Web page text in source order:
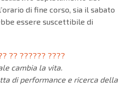
di fine corso, sia il sabato
essere suscettibile di
?? ?????? ????
cambia la vita.
di performance e ricerca della